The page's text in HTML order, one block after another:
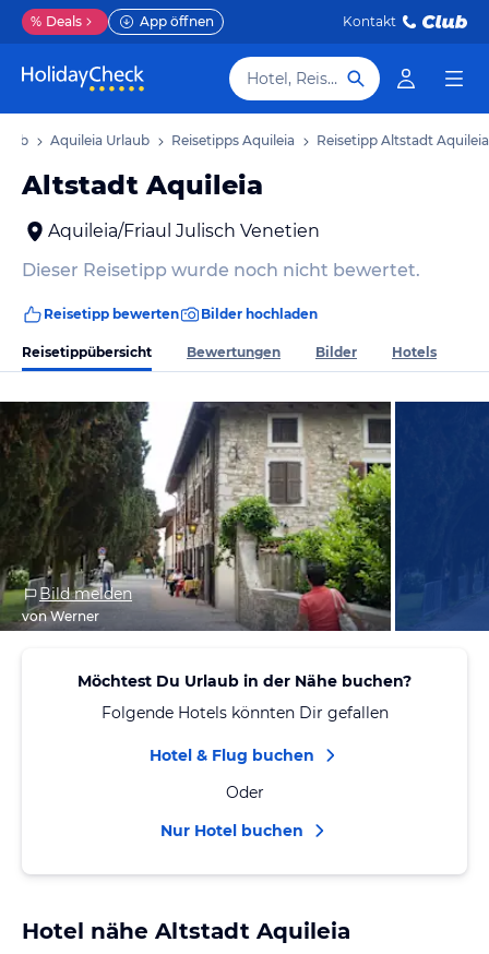
% Deals App öffnen Kontakt
Hotel, Reiseziel
Aquileia Urlaub Reisetipps Aquileia Reisetipp Altstadt Aquileia
Altstadt Aquileia
Aquileia/Friaul Julisch Venetien
Dieser Reisetipp wurde noch nicht bewertet.
Reisetipp bewerten Bilder hochladen
Reisetippübersicht Bewertungen Bilder Hotels
Bild melden
von Werner
Möchtest Du Urlaub in der Nähe buchen?
Folgende Hotels könnten Dir gefallen
Hotel & Flug buchen
Oder
Nur Hotel buchen
Hotel nähe Altstadt Aquileia